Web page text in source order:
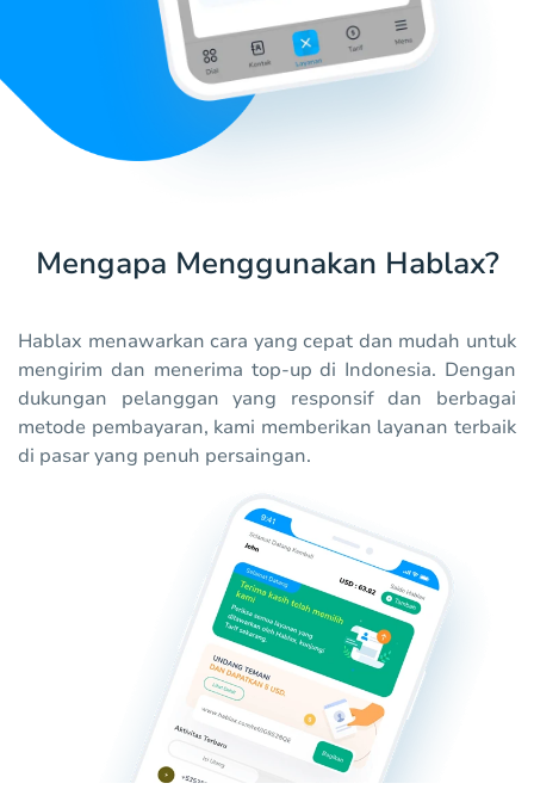
Mengapa Menggunakan Hablax?
Hablax menawarkan cara yang cepat dan mudah untuk
mengirim dan menerima top-up di Indonesia. Dengan
dukungan pelanggan yang responsif dan berbagai
metode pembayaran, kami memberikan layanan terbaik
di pasar yang penuh persaingan.